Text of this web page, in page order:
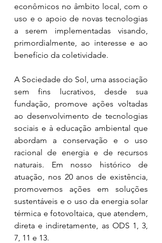
econômicos no âmbito local, com o
uso e o apoio de novas tecnologias
a serem implementadas visando,
primordialmente, ao interesse e ao
benefício da coletividade.
A Sociedade do Sol, uma associação
sem fins lucrativos, desde sua
fundação, promove ações voltadas
ao desenvolvimento de tecnologias
sociais e à educação ambiental que
abordam a conservação e o uso
racional de energia e de recursos
naturais. Em nosso histórico de
atuação, nos 20 anos de existência,
promovemos ações em soluções
sustentáveis e o uso da energia solar
térmica e fotovoltaica, que atendem,
direta e indiretamente, as ODS 1, 3,
7, 11 e 13.